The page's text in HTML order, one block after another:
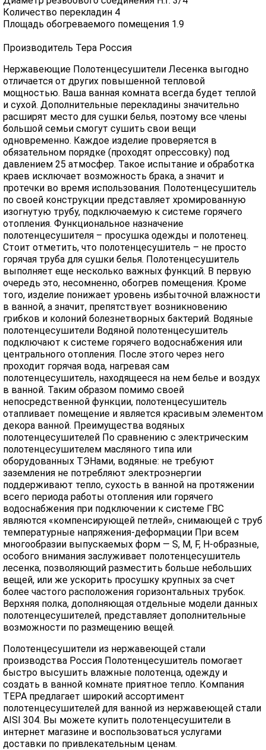
Количество перекладин 4
Площадь обогреваемого помещения 1.9
Производитель Тера Россия
Нержавеющие Полотенцесушители Лесенка выгодно
отличается от других повышенной тепловой
мощностью. Ваша ванная комната всегда будет теплой
и сухой. Дополнительные перекладины значительно
расширят место для сушки белья, поэтому все члены
большой семьи смогут сушить свои вещи
одновременно. Каждое изделие проверяется в
обязательном порядке (проходят опрессовку) под
давлением 25 атмосфер. Такое испытание и обработка
краев исключает возможность брака, а значит и
протечки во время использования. Полотенцесушитель
по своей конструкции представляет хромированную
изогнутую трубу, подключаемую к системе горячего
отопления. Функциональное назначение
полотенцесушителя – просушка одежды и полотенец.
Стоит отметить, что полотенцесушитель – не просто
горячая труба для сушки белья. Полотенцесушитель
выполняет еще несколько важных функций. В первую
очередь это, несомненно, обогрев помещения. Кроме
того, изделие понижает уровень избыточной влажности
в ванной, а значит, препятствует возникновению
грибков и колоний болезнетворных бактерий. Водяные
полотенцесушители Водяной полотенцесушитель
подключают к системе горячего водоснабжения или
центрального отопления. После этого через него
проходит горячая вода, нагревая сам
полотенцесушитель, находящееся на нем белье и воздух
в ванной. Таким образом помимо своей
непосредственной функции, полотенцесушитель
отапливает помещение и является красивым элементом
декора ванной. Преимущества водяных
полотенцесушителей По сравнению с электрическим
полотенцесушителем масляного типа или
оборудованных ТЭНами, водяные: не требуют
заземления не потребляют электроэнергии
поддерживают тепло, сухость в ванной на протяжении
всего периода работы отопления или горячего
водоснабжения при подключении к системе ГВС
являются «компенсирующей петлей», снимающей с труб
температурные напряжения-деформации При всем
многообразии выпускаемых форм — S, M, F, H-образные,
особого внимания заслуживает полотенцесушитель
лесенка, позволяющий разместить больше небольших
вещей, или же ускорить просушку крупных за счет
более частого расположения горизонтальных трубок.
Верхняя полка, дополняющая отдельные модели данных
полотенцесушителей, представляет дополнительные
возможности по размещению вещей.
Полотенцесушители из нержавеющей стали
производства Россия Полотенцесушитель помогает
быстро высушить влажные полотенца, одежду и
создать в ванной комнате приятное тепло. Компания
ТЕРА предлагает широкий ассортимент
полотенцесушителей для ванной из нержавеющей стали
AISI 304. Вы можете купить полотенцесушители в
интернет магазине и воспользоваться услугами
доставки по привлекательным ценам.